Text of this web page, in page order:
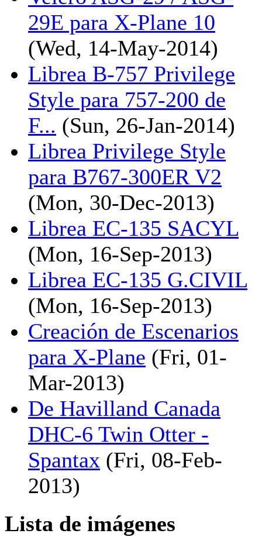
29E para X-Plane 10
(Wed, 14-May-2014)
Librea B-757 Privilege
Style para 757-200 de
F... (Sun, 26-Jan-2014)
Librea Privilege Style
para B767-300ER V2
(Mon, 30-Dec-2013)
Librea EC-135 SACYL
(Mon, 16-Sep-2013)
Librea EC-135 G.CIVIL
(Mon, 16-Sep-2013)
Creación de Escenarios
para X-Plane (Fri, 01-
Mar-2013)
De Havilland Canada
DHC-6 Twin Otter -
Spantax (Fri, 08-Feb-
2013)
Lista de imágenes